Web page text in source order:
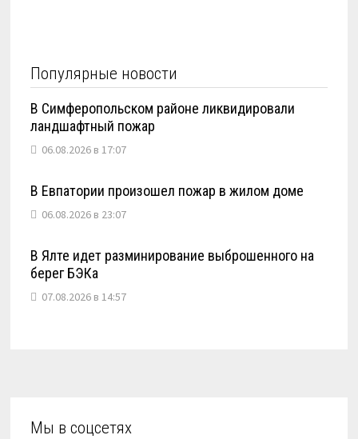
Популярные новости
В Симферопольском районе ликвидировали
ландшафтный пожар
06.08.2026 в 17:07
В Евпатории произошел пожар в жилом доме
06.08.2026 в 23:07
В Ялте идет разминирование выброшенного на
берег БЭКа
07.08.2026 в 14:57
Мы в соцсетях